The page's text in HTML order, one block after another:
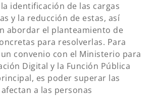
identificación de las cargas
y la reducción de estas, así
abordar el planteamiento de
para resolverlas. Para
convenio con el Ministerio para
Digital y la Función Pública
es poder superar las
a las personas